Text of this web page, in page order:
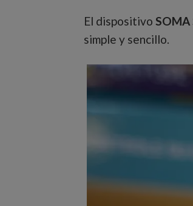
El dispositivo SOMA
simple y sencillo.